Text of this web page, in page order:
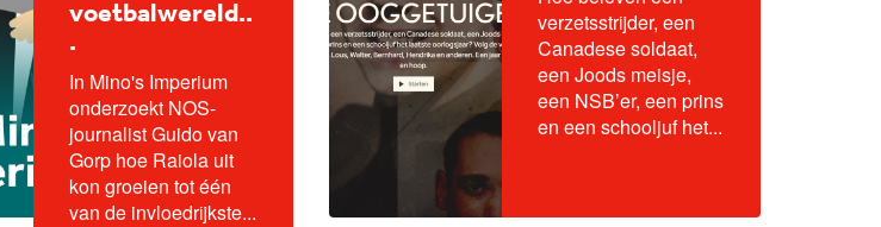
voetbalwereld..
.
In Mino's Imperium
onderzoekt NOS-
journalist Guido van
Gorp hoe Raiola uit
kon groeien tot één
van de invloedrijkste...
verzetsstrijder, een
Canadese soldaat,
een Joods meisje,
een NSB’er, een prins
en een schooljuf het...